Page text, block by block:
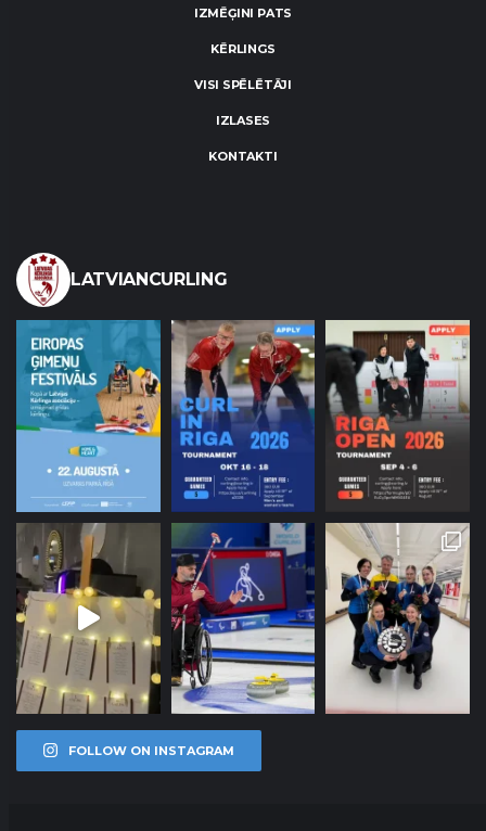
IZMĒĢINI PATS
KĒRLINGS
VISI SPĒLĒTĀJI
IZLASES
KONTAKTI
LATVIANCURLING
FOLLOW ON INSTAGRAM